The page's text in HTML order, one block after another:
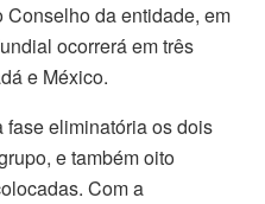
Conselho da entidade, em
ocorrerá em três
e México.
fase eliminatória os dois
e também oito
Com a